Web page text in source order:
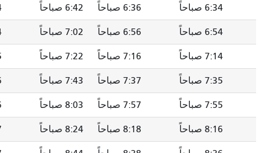
6:36 صباحاً 6:42 صباحاً 6:44 صباحاً
6:56 صباحاً 7:02 صباحاً 7:04 صباحاً
7:16 صباحاً 7:22 صباحاً 7:25 صباحاً
7:37 صباحاً 7:43 صباحاً 7:46 صباحاً
7:57 صباحاً 8:03 صباحاً 8:06 صباحاً
8:18 صباحاً 8:24 صباحاً 8:27 صباحاً